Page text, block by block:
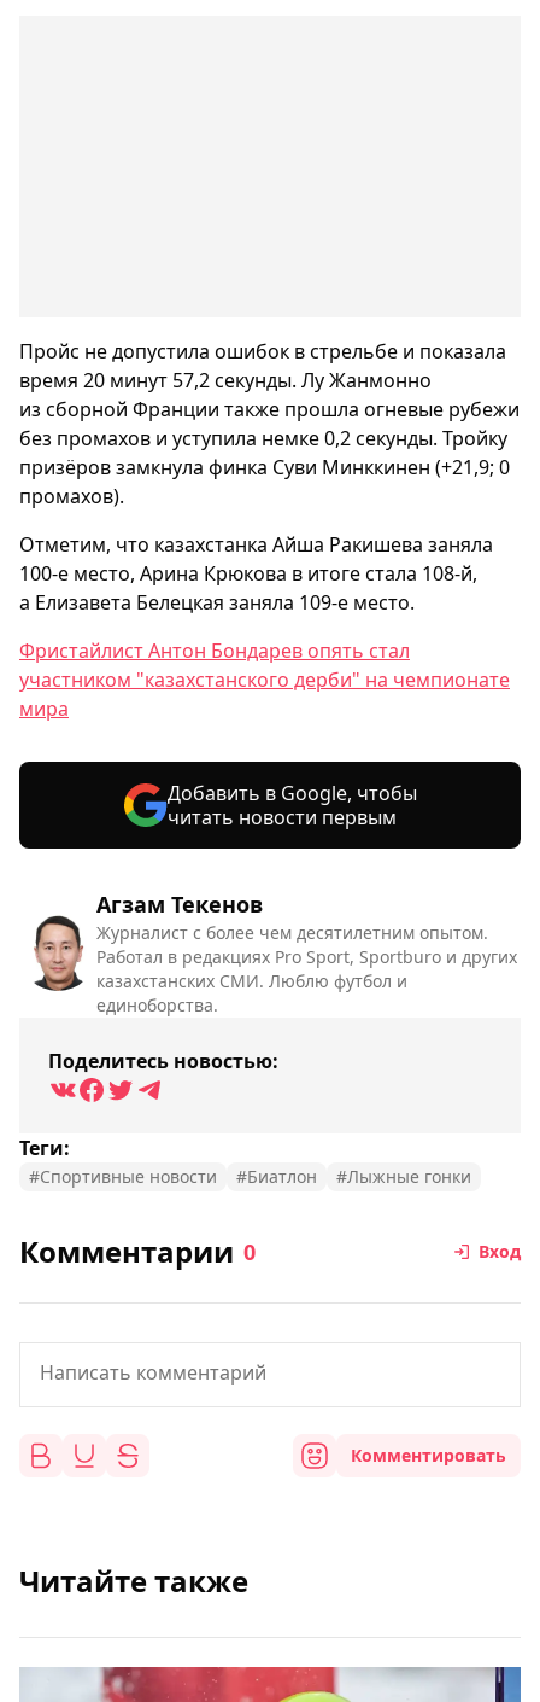
Агзам Текенов
Журналист с более чем десятилетним опытом.
Работал в редакциях Pro Sport, Sportburo и других
казахстанских СМИ. Люблю футбол и
единоборства.
Поделитесь новостью:
Теги:
#Спортивные новости #Биатлон #Лыжные гонки
Пройс не допустила ошибок в стрельбе и показала
время 20 минут 57,2 секунды. Лу Жанмонно
из сборной Франции также прошла огневые рубежи
без промахов и уступила немке 0,2 секунды. Тройку
призёров замкнула финка Суви Минккинен (+21,9; 0
промахов).
Отметим, что казахстанка Айша Ракишева заняла
100-е место, Арина Крюкова в итоге стала 108-й,
а Елизавета Белецкая заняла 109-е место.
Фристайлист Антон Бондарев опять стал
участником "казахстанского дерби" на чемпионате
мира
Добавить в Google, чтобы
читать новости первым
Комментарии 0 Вход
Комментировать
Читайте также